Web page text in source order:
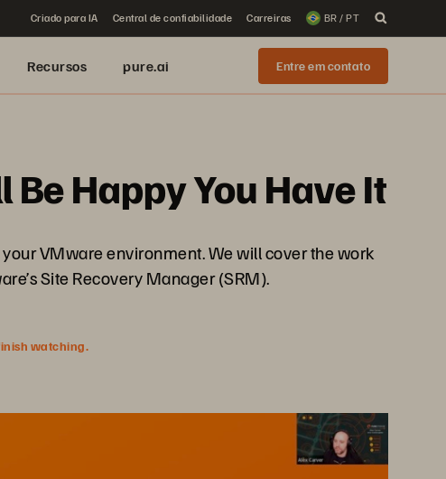
Criado para IA Central de confiabilidade Carreiras BR / PT
Recursos pure.ai Entre em contato
Be Happy You Have It
VMware environment. We will cover the work
Site Recovery Manager (SRM).
watching.